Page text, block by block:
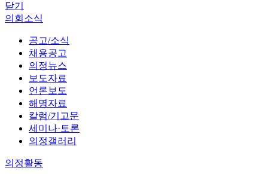
닫기
의회소식
공고/소식
채용공고
의정뉴스
보도자료
언론보도
해명자료
칼럼/기고문
세미나·토론
의정갤러리
의정활동